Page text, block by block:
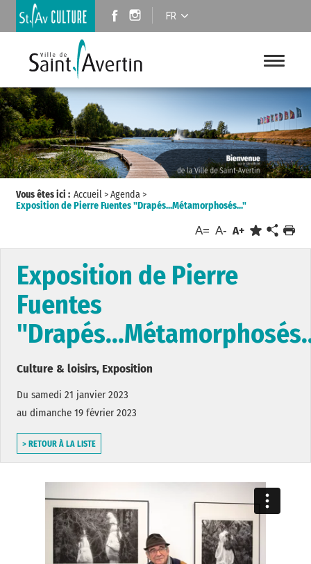
FR
Vous êtes ici : Accueil>Agenda>
Exposition de Pierre Fuentes "Drapés...Métamorphosés..."
A= A- A+
Exposition de Pierre
Fuentes
Culture & loisirs, Exposition
Du samedi 21 janvier 2023
au dimanche 19 février 2023
> RETOUR À LA LISTE